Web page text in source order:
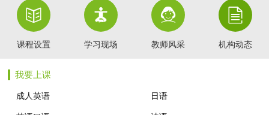
联系我们

课程设置

学习现场

教师风采

机构动态
我要上课
成人英语 日语